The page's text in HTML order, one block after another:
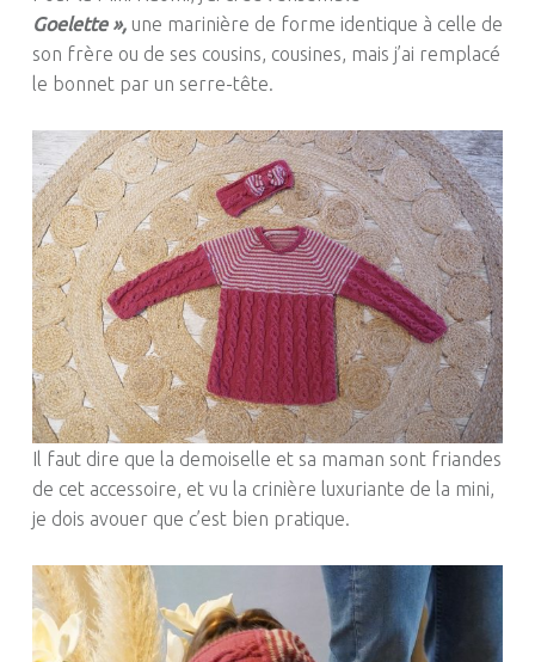
Goelette », une marinière de forme identique à celle de
son frère ou de ses cousins, cousines, mais j’ai remplacé
le bonnet par un serre-tête.
Il faut dire que la demoiselle et sa maman sont friandes
de cet accessoire, et vu la crinière luxuriante de la mini,
je dois avouer que c’est bien pratique.